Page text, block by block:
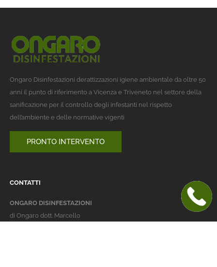
Ongaro Disinfestazioni derattizzazioni igiene ambientale da oltre 50
anni il punto di riferimento a Vicenza e Triveneto nel settore della
sanificazione per il controllo degli infestanti nel rispetto
dell’ambiente e delle normative vigenti
PRONTO INTERVENTO
CONTATTI
ONGARO DISINFESTAZIONI
di Ongaro dott. Marcello